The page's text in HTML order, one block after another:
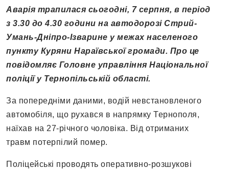
Аварія трапилася сьогодні, 7 серпня, в період
з 3.30 до 4.30 години на автодорозі Стрий-
Умань-Дніпро-Ізварине у межах населеного
пункту Куряни Нараївської громади. Про це
повідомляє Головне управління Національної
поліції у Тернопільській області.
За попередніми даними, водій невстановленого
автомобіля, що рухався в напрямку Тернополя,
наїхав на 27-річного чоловіка. Від отриманих
травм потерпілий помер.
Поліцейські проводять оперативно-розшукові